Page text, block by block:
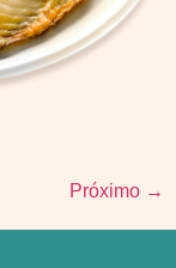
Próximo →